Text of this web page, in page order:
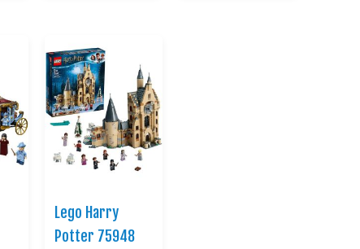
Lego Harry
Potter 75948